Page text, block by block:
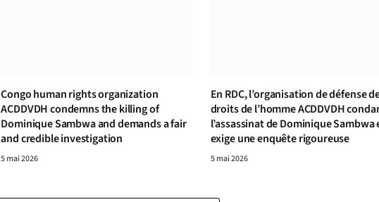
Congo human rights organization
ACDDVDH condemns the killing of
Dominique Sambwa and demands a fair
and credible investigation
5 mai 2026
En RDC, l’organisation de défense
droits de l’homme ACDDVDH
l’assassinat de Dominique Sambwa
exige une enquête rigoureuse
5 mai 2026